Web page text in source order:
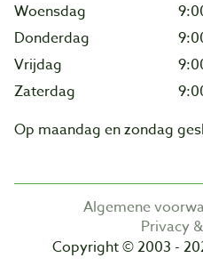
Woensdag
Donderdag
Vrijdag
Zaterdag
Op maandag en zondag
Algemene
Privacy
Copyright © 2003 -